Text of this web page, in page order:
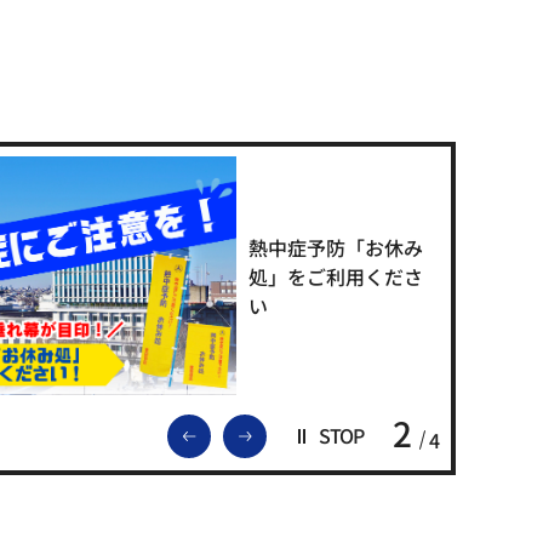
前のスライドを表示
次のスライドを表示
STOP 2 4
熱中症予防「お休み
処」をご利用くださ
い